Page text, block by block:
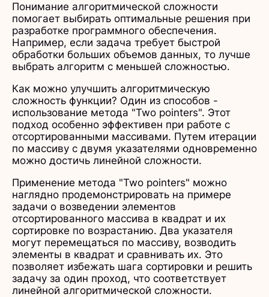
Понимание алгоритмической сложности
помогает выбирать оптимальные решения при
разработке программного обеспечения.
Например, если задача требует быстрой
обработки больших объемов данных, то лучше
выбрать алгоритм с меньшей сложностью.
Как можно улучшить алгоритмическую
сложность функции? Один из способов -
использование метода "Two pointers". Этот
подход особенно эффективен при работе с
отсортированными массивами. Путем итерации
по массиву с двумя указателями одновременно
можно достичь линейной сложности.
Применение метода "Two pointers" можно
наглядно продемонстрировать на примере
задачи о возведении элементов
отсортированного массива в квадрат и их
сортировке по возрастанию. Два указателя
могут перемещаться по массиву, возводить
элементы в квадрат и сравнивать их. Это
позволяет избежать шага сортировки и решить
задачу за один проход, что соответствует
линейной алгоритмической сложности.